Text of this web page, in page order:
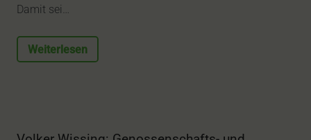
Damit sei…
Weiterlesen